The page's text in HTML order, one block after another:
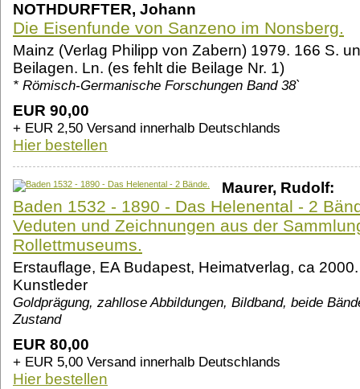
NOTHDURFTER, Johann
Die Eisenfunde von Sanzeno im Nonsberg.
Mainz (Verlag Philipp von Zabern) 1979. 166 S.
Beilagen. Ln. (es fehlt die Beilage Nr. 1)
* Römisch-Germanische Forschungen Band 38`
EUR 90,00
+ EUR 2,50 Versand innerhalb Deutschlands
Hier bestellen
Maurer, Rudolf:
Baden 1532 - 1890 - Das Helenental - 2
Veduten und Zeichnungen aus der
Rollettmuseums.
Erstauflage, EA Budapest, Heimatverlag, ca
Kunstleder
Goldprägung, zahllose Abbildungen, Bildband, beide
Zustand
EUR 80,00
+ EUR 5,00 Versand innerhalb Deutschlands
Hier bestellen